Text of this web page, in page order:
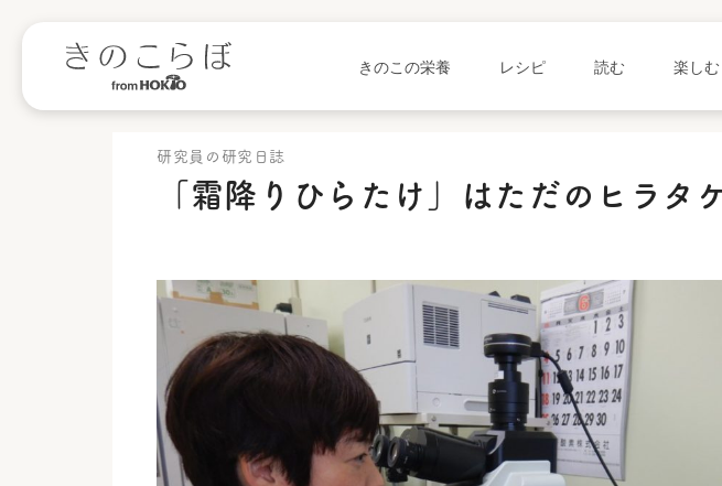
きのこの栄養 レシピ 読む 楽しむ
研究員の研究日誌
「霜降りひらたけ」はただのヒラタ